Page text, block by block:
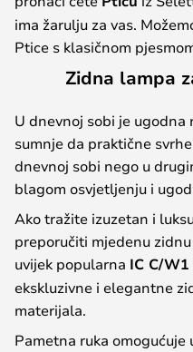
ima žarulju za vas.
Ptice s klasičnom
Zidna lampa
U dnevnoj sobi je ugodna
sumnje da praktične
dnevnoj sobi nego u
blagom osvjetljenju i
Ako tražite izuzetan i
preporučiti mjedenu
uvijek popularna IC C/W1
ekskluzivne i elegantne
materijala.
Pametna ruka